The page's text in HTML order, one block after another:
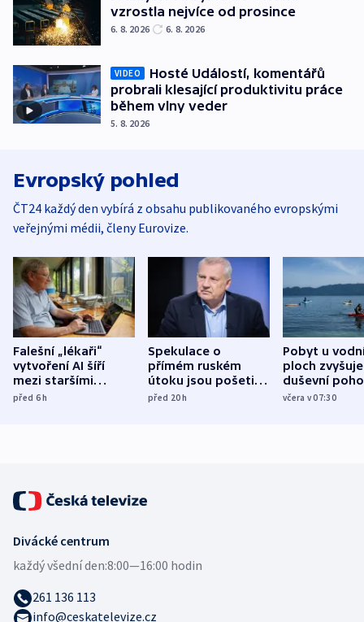
vzrostla nejvíce od prosince
6. 8. 2026 6. 8. 2026
VIDEO
Hosté Událostí, komentářů
probrali klesající produktivitu práce
během vlny veder
5. 8. 2026
Evropský pohled
ČT24 každý den vybírá z obsahu publikovaného evropskými
veřejnými médii, členy Eurovize.
Falešní „lékaři“
vytvoření AI šíří
mezi staršími
Poláky nebezpečné
před 6h
Spekulace o
přímém ruském
útoku jsou pošetilé,
míní estonský
před 20h
Pobyt u
ploch zvyšuje
duševní
ukázala
včera v 07:30
Divácké centrum
každý všední den:8:00—16:00 hodin
261 136 113
info@ceskatelevize.cz